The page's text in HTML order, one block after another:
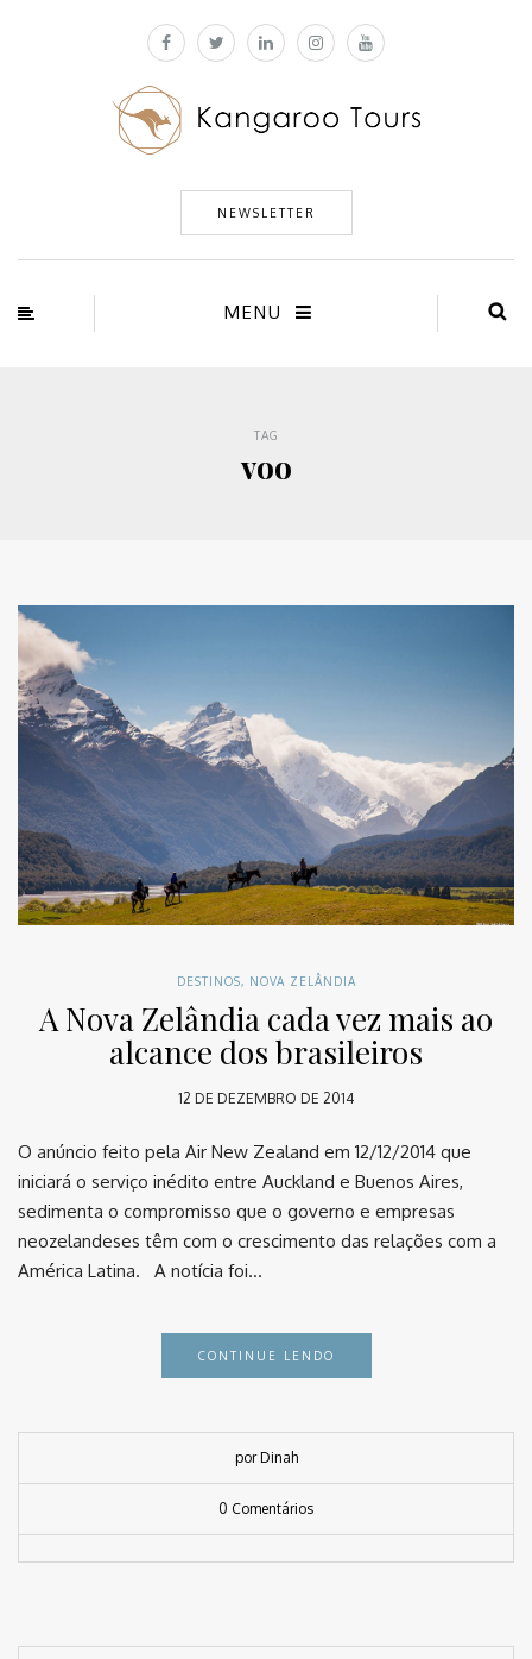
NEWSLETTER
MENU
TAG
voo
DESTINOS, NOVA ZELÂNDIA
A Nova Zelândia cada vez mais ao
alcance dos brasileiros
12 DE DEZEMBRO DE 2014
O anúncio feito pela Air New Zealand em 12/12/2014 que
iniciará o serviço inédito entre Auckland e Buenos Aires,
sedimenta o compromisso que o governo e empresas
neozelandeses têm com o crescimento das relações com a
América Latina. A notícia foi…
CONTINUE LENDO
por Dinah
0 Comentários